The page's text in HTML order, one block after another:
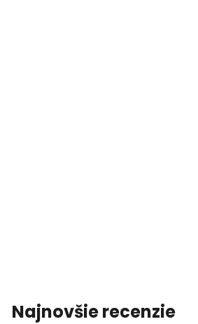
Najnovšie recenzie